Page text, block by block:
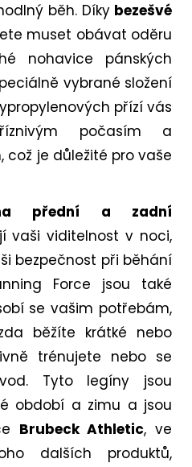
běh. Díky bezešvé
muset obávat oděru
nohavice pánských
vybrané složení
přízí vás
počasím a
je důležité pro vaše
přední a zadní
vaši viditelnost v noci,
bezpečnost při běhání
Force jsou také
se vašim potřebám,
běžíte krátké nebo
trénujete nebo se
Tyto legíny jsou
období a zimu a jsou
Brubeck Athletic, ve
dalších produktů,